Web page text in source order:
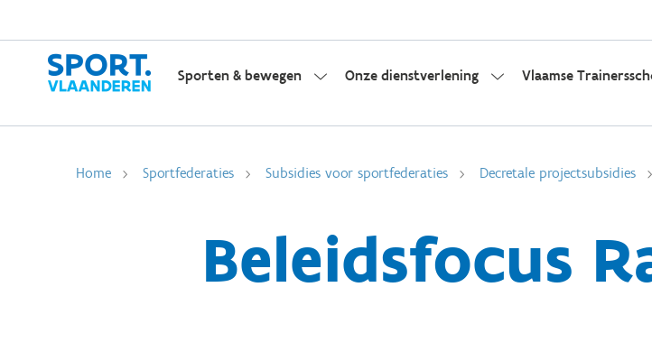
Sporten & bewegen Onze dienstverlening Vlaamse
Home Sportfederaties Subsidies voor sportfederaties Decretale projectsubsidies
Beleidsfocus